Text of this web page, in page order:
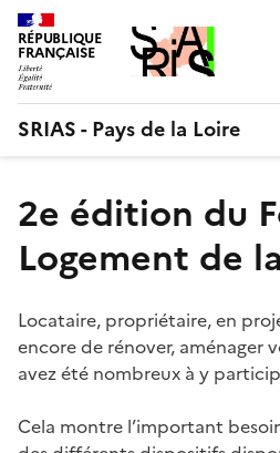
Aller
au
contenu
RÉPUBLIQUE
FRANÇAISE
SRIAS - Pays de la Loire
2e édition du
Logement de
Locataire, propriétaire, en
encore de rénover, aménager
avez été nombreux à y
Cela montre l’important